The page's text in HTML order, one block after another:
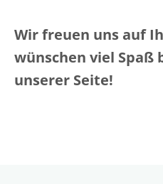
Wir freuen uns auf
wünschen viel Spaß
unserer Seite!